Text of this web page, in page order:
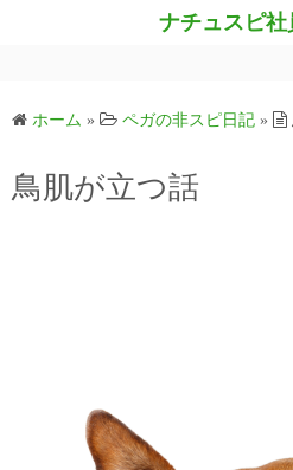
ス
ナチュスピ社
ホーム » ペガの非スピ日記 »
鳥肌が立つ話